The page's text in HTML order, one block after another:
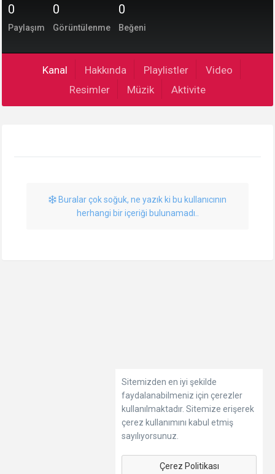
0
Paylaşım
0
Görüntülenme
0
Beğeni
Kanal Hakkında Playlistler
Video
Resimler
Müzik Aktivite
Buralar çok soğuk, ne yazık ki bu kullanıcının
herhangi bir içeriği bulunamadı..
Sitemizden en iyi şekilde
faydalanabilmeniz için çerezler
kullanılmaktadır. Sitemize erişerek
çerez kullanımını kabul etmiş
sayılıyorsunuz.
Çerez Politikası